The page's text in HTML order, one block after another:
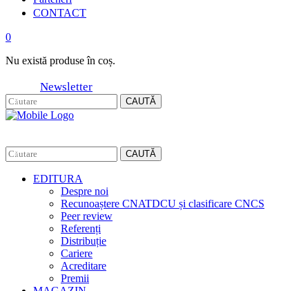
CONTACT
0
Nu există produse în coș.
Newsletter
CAUTĂ
CAUTĂ
EDITURA
Despre noi
Recunoaștere CNATDCU și clasificare CNCS
Peer review
Referenți
Distribuție
Cariere
Acreditare
Premii